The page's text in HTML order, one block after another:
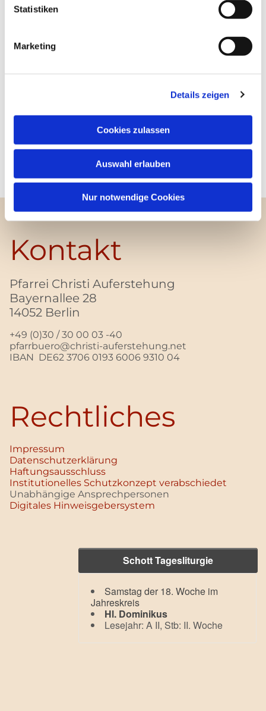
Statistiken
Marketing
Details zeigen
Cookies zulassen
Auswahl erlauben
Nur notwendige Cookies
Kontakt
Pfarrei Christi Auferstehung
Bayernallee 28
14052 Berlin
+49 (0)30 / 30 00 03 -40
pfarrbuero@christi-auferstehung.net
IBAN DE62 3706 0193 6006 9310 04
Rechtliches
Impressum
Datenschutz­erklärung
Haftungsausschluss
Institutionelles Schutzkonzept verabschiedet
Unabhängige Ansprechpersonen
Digitales Hinweisgebersystem
Schott Tagesliturgie
Samstag der 18. Woche im
Jahreskreis
Hl. Dominikus
Lesejahr: A II, Stb: II. Woche